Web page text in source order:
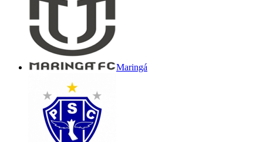
Maringá